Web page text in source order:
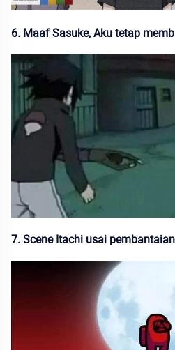
6. Maaf Sasuke, Aku tetap
7. Scene Itachi usai